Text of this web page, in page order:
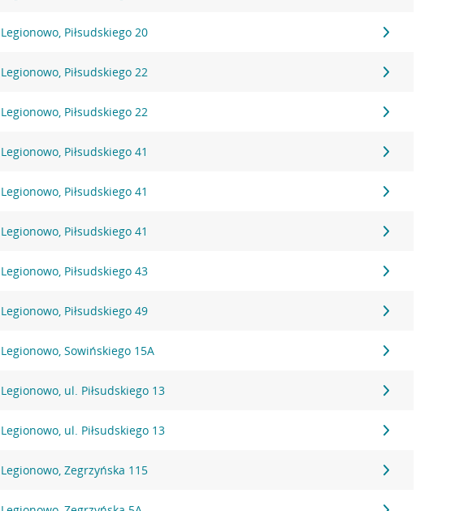
Legionowo, Piłsudskiego 20
Legionowo, Piłsudskiego 22
Legionowo, Piłsudskiego 22
Legionowo, Piłsudskiego 41
Legionowo, Piłsudskiego 41
Legionowo, Piłsudskiego 41
Legionowo, Piłsudskiego 43
Legionowo, Piłsudskiego 49
Legionowo, Sowińskiego 15A
Legionowo, ul. Piłsudskiego 13
Legionowo, ul. Piłsudskiego 13
Legionowo, Zegrzyńska 115